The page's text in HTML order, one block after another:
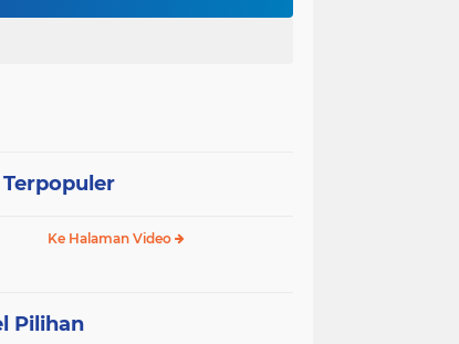
Patroli Gabungan Perhutani dan Gakkum Perkuat Pengamanan Hutan di Lembang
Ke Halaman Video
Pilihan